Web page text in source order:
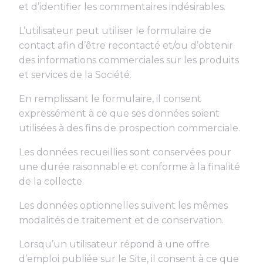
et d’identifier les commentaires indésirables.
L’utilisateur peut utiliser le formulaire de
contact afin d’être recontacté et/ou d’obtenir
des informations commerciales sur les produits
et services de la Société.
En remplissant le formulaire, il consent
expressément à ce que ses données soient
utilisées à des fins de prospection commerciale.
Les données recueillies sont conservées pour
une durée raisonnable et conforme à la finalité
de la collecte.
Les données optionnelles suivent les mêmes
modalités de traitement et de conservation.
Lorsqu’un utilisateur répond à une offre
d’emploi publiée sur le Site, il consent à ce que